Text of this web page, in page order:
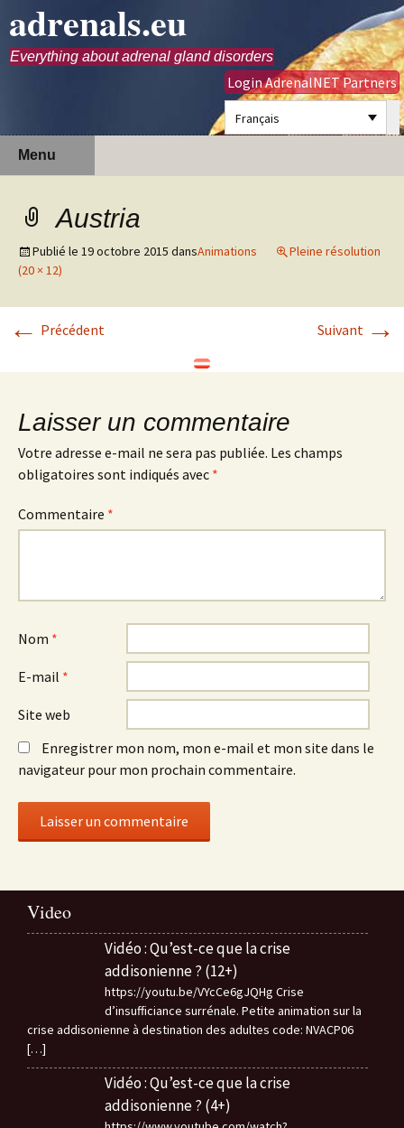
adrenals.eu
Everything about adrenal gland disorders
Login AdrenalNET Partners
Français
Menu
Austria
Publié le 19 octobre 2015 dansAnimations
Pleine résolution
(20 × 12)
← Précédent Suivant →
Laisser un commentaire
Votre adresse e-mail ne sera pas publiée. Les champs
obligatoires sont indiqués avec *
Commentaire *
Nom *
E-mail *
Site web
Enregistrer mon nom, mon e-mail et mon site dans le
navigateur pour mon prochain commentaire.
Video
Vidéo : Qu’est-ce que la crise
addisonienne ? (12+)
https://youtu.be/VYcCe6gJQHg Crise
d’insufficiance surrénale. Petite animation sur la
crise addisonienne à destination des adultes code: NVACP06
[…]
Vidéo : Qu’est-ce que la crise
addisonienne ? (4+)